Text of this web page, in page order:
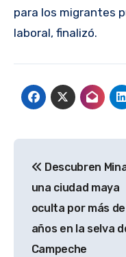
para los migrantes
laboral, finalizó.
de
entradas
Descubren
una ciudad maya
oculta por más
años en la selva
Campeche